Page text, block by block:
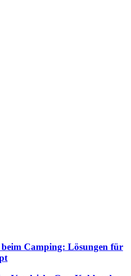
beim Camping: Lösungen für